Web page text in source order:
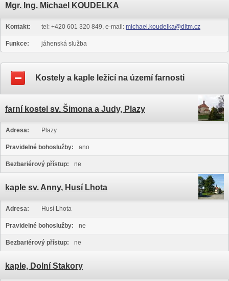
Mgr. Ing. Michael KOUDELKA
Kontakt: tel: +420 601 320 849, e-mail: michael.koudelka@dltm.cz
Funkce: jáhenská služba
Kostely a kaple ležící na území farnosti
farní kostel sv. Šimona a Judy, Plazy
Adresa: Plazy
Pravidelné bohoslužby: ano
Bezbariérový přístup: ne
kaple sv. Anny, Husí Lhota
Adresa: Husí Lhota
Pravidelné bohoslužby: ne
Bezbariérový přístup: ne
kaple, Dolní Stakory